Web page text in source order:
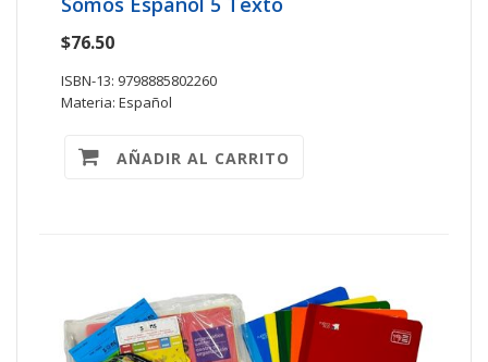
$76.50
ISBN-13: 9798885802260
Materia: Español
AÑADIR AL CARRITO